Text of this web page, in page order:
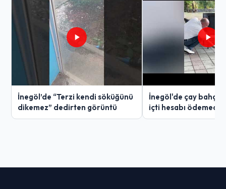
İnegöl’de “Terzi kendi söküğünü
dikemez” dedirten görüntü
İnegöl'de çay
içti hesabı ödemedi